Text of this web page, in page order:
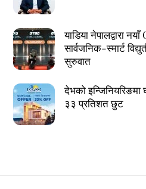
याडिया नेपालद्वारा
सार्वजनिक-स्मार्ट
सुरुवात
देभको इन्जिनियरिङमा
३३ प्रतिशत छुट